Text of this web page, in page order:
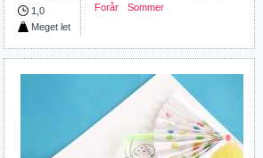
1,0
Meget let
Forår
Sommer